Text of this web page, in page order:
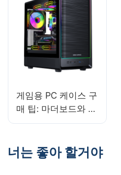
게임용 PC 케이스 구
매 팁: 마더보드와 케
이스 호환성 확인
너는 좋아 할거야